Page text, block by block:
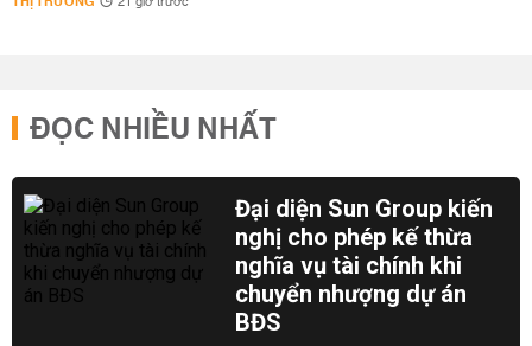
ĐỌC NHIỀU NHẤT
Đại diện Sun Group kiến
nghị cho phép kế thừa
nghĩa vụ tài chính khi
chuyển nhượng dự án
BĐS